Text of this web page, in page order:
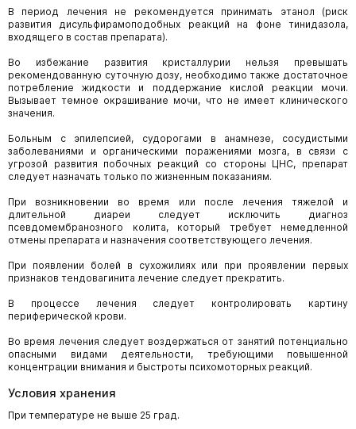
В период лечения не рекомендуется принимать этанол (риск
развития дисульфирамоподобных реакций на фоне тинидазола,
входящего в состав препарата).
Во избежание развития кристаллурии нельзя превышать
рекомендованную суточную дозу, необходимо также достаточное
потребление жидкости и поддержание кислой реакции мочи.
Вызывает темное окрашивание мочи, что не имеет клинического
значения.
Больным с эпилепсией, судорогами в анамнезе, сосудистыми
заболеваниями и органическими поражениями мозга, в связи с
угрозой развития побочных реакций со стороны ЦНС, препарат
следует назначать только по жизненным показаниям.
При возникновении во время или после лечения тяжелой и
длительной диареи следует исключить диагноз
псевдомембранозного колита, который требует немедленной
отмены препарата и назначения соответствующего лечения.
При появлении болей в сухожилиях или при проявлении первых
признаков тендовагинита лечение следует прекратить.
В процессе лечения следует контролировать картину
периферической крови.
Во время лечения следует воздержаться от занятий потенциально
опасными видами деятельности, требующими повышенной
концентрации внимания и быстроты психомоторных реакций.
Условия хранения
При температуре не выше 25 град.